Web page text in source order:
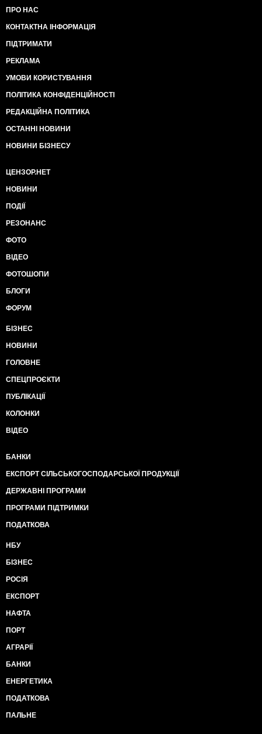
ПРО НАС
КОНТАКТНА ІНФОРМАЦІЯ
ПІДТРИМАТИ
РЕКЛАМА
УМОВИ КОРИСТУВАННЯ
ПОЛІТИКА КОНФІДЕНЦІЙНОСТІ
РЕДАКЦІЙНА ПОЛІТИКА
ОСТАННІ НОВИНИ
НОВИНИ БІЗНЕСУ
ЦЕНЗОР.НЕТ
НОВИНИ
ПОДІЇ
РЕЗОНАНС
ФОТО
ВІДЕО
ФОТОШОПИ
БЛОГИ
ФОРУМ
БІЗНЕС
НОВИНИ
ГОЛОВНЕ
СПЕЦПРОЄКТИ
ПУБЛІКАЦІЇ
КОЛОНКИ
ВІДЕО
БАНКИ
ЕКСПОРТ СІЛЬСЬКОГОСПОДАРСЬКОЇ ПРОДУКЦІЇ
ДЕРЖАВНІ ПРОГРАМИ
ПРОГРАМИ ПІДТРИМКИ
ПОДАТКОВА
НБУ
БІЗНЕС
РОСІЯ
ЕКСПОРТ
НАФТА
ПОРТ
АГРАРІЇ
БАНКИ
ЕНЕРГЕТИКА
ПОДАТКОВА
ПАЛЬНЕ